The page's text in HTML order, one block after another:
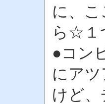
に、
ら☆１
●コン
にア
けど